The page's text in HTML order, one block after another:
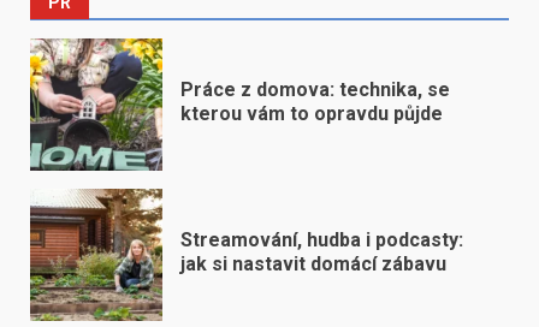
Práce z domova: technika, se
kterou vám to opravdu půjde
Streamování, hudba i podcasty:
jak si nastavit domácí zábavu